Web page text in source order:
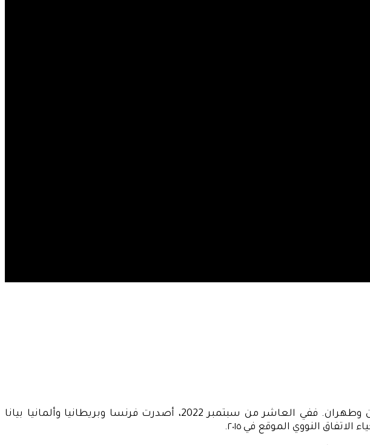
شهدت الدول الأوروبية تراجعا في دورها كوسيط في مفاوضات توقيع الاتفاق النووي بين واشنطن وطهران. ففي العاشر من سبتمبر 2022، أصدرت فرنسا وبريطانيا وألمانيا بيانا
النووي الموقع في ٢٠١٥.